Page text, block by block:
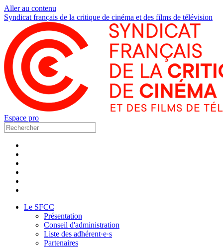
Aller au contenu
Syndicat français de la critique de cinéma et des films de télévision
Espace pro
Le SFCC
Présentation
Conseil d'administration
Liste des adhérent·e·s
Partenaires